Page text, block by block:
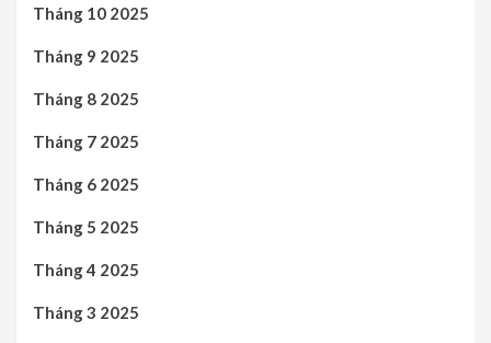
Tháng 10 2025
Tháng 9 2025
Tháng 8 2025
Tháng 7 2025
Tháng 6 2025
Tháng 5 2025
Tháng 4 2025
Tháng 3 2025